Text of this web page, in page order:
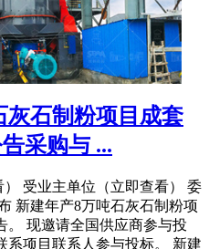
灰石制粉项目成套
采购与 ...
受业主单位（立即查看） 委
新建年产8万吨石灰石制粉项
。 现邀请全国供应商参与投
系项目联系人参与投标。 新建